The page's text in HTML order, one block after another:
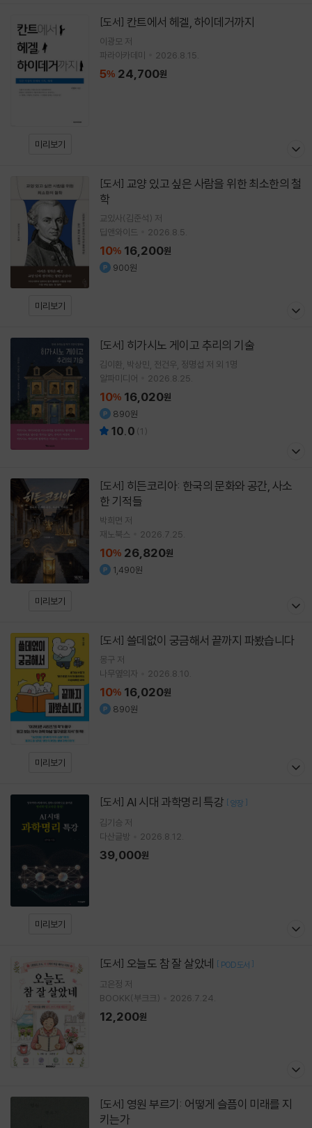
미리보기
[도서] 칸트에서 헤겔, 하이데거까지
이광모 저
파라아카데미
2026.8.15.
5% 24,700원
미리보기
[도서]
학
교있사(김준석) 저
딥앤와이드
2026.8.5.
10% 16,200원
900원
[도서] 히가시노 게이고 추리의 기술
김이환 박상민 전건우 정명섭 저 외 1명
알파미디어
2026.8.25.
10% 16,020원
890원
10.0 (1 )
미리보기
[도서]
한 기적들
박희면 저
재노북스
2026.7.25.
10% 26,820원
1,490원
미리보기
[도서] 쓸데없이 궁금해서 끝까지 파봤습니다
몽구 저
나무옆의자
2026.8.10.
10% 16,020원
890원
미리보기
[도서] AI 시대 과학명리 특강 [ 양장 ]
김기승 저
다산글방
2026.8.12.
39,000원
[도서] 오늘도 참 잘 살았네 [ POD도서 ]
고은정 저
BOOKK(부크크)
2026.7.24.
12,200원
[도서]
키는가